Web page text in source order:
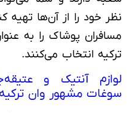
نظر خود را از آن‌ها تهیه
مسافران پوشاک را به
ترکیه انتخاب می‌کنند.
لوازم آنتیک و
سوغات مشهور وان ترکیه